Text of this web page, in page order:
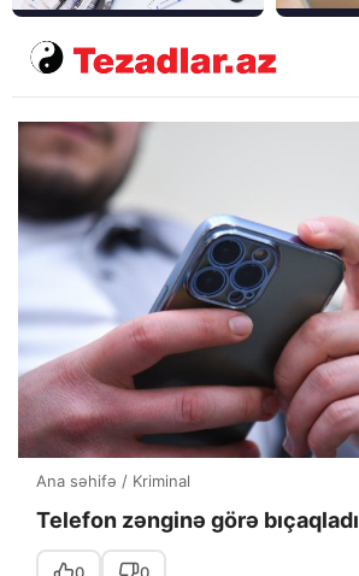
Ana səhifə / Kriminal
Telefon zənginə görə bıçaqladı
0 0